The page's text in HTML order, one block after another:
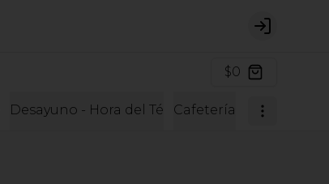
Login
$0
Desayuno - Hora del Té Cafetería Cafetería y